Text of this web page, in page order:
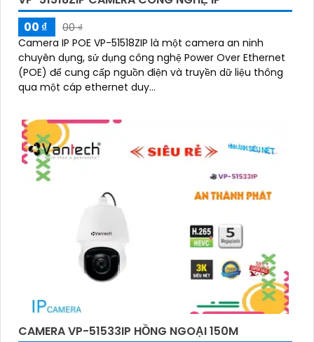
00 ₫
00 ₫
Camera IP POE VP-51518ZIP là một camera an ninh
chuyên dụng, sử dụng công nghệ Power Over Ethernet
(POE) để cung cấp nguồn điện và truyền dữ liệu thông
qua một cáp ethernet duy...
CAMERA VP-51533IP HỒNG NGOẠI 150M